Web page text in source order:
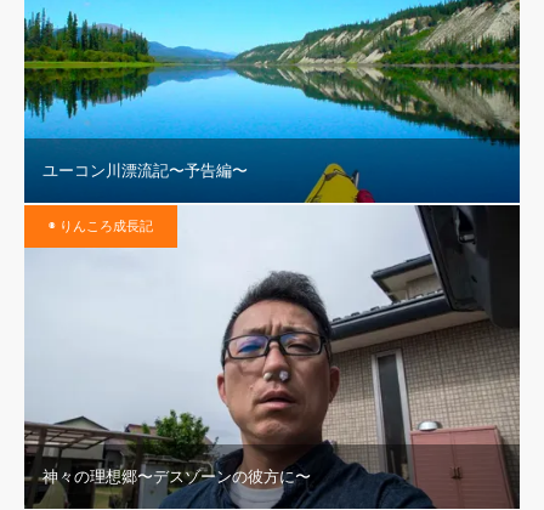
ユーコン川漂流記〜予告編〜
◉ りんころ成長記
神々の理想郷〜デスゾーンの彼方に〜